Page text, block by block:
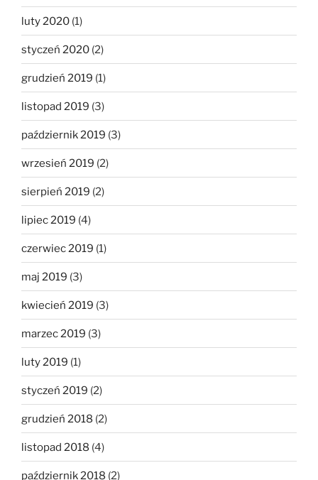
luty 2020 (1)
styczeń 2020 (2)
grudzień 2019 (1)
listopad 2019 (3)
październik 2019 (3)
wrzesień 2019 (2)
sierpień 2019 (2)
lipiec 2019 (4)
czerwiec 2019 (1)
maj 2019 (3)
kwiecień 2019 (3)
marzec 2019 (3)
luty 2019 (1)
styczeń 2019 (2)
grudzień 2018 (2)
listopad 2018 (4)
październik 2018 (2)